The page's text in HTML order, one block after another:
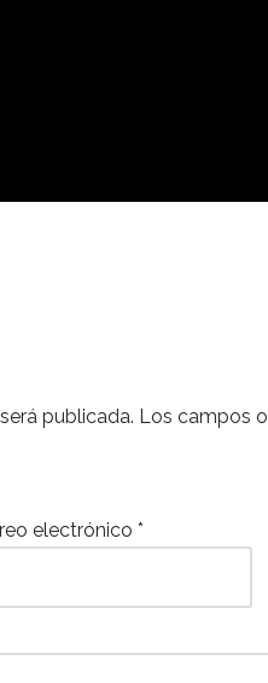
publicada. Los campos
electrónico *